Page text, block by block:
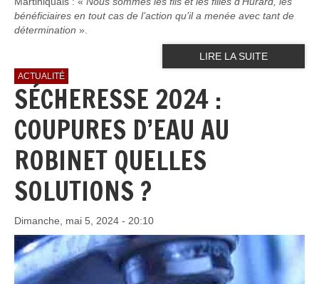
bénéficiaires en tout cas de l’action qu’il a menée avec tant de
détermination ».
LIRE LA SUITE
ACTUALITÉ
SÉCHERESSE 2024 :
COUPURES D’EAU AU
ROBINET QUELLES
SOLUTIONS ?
Dimanche, mai 5, 2024 - 20:10